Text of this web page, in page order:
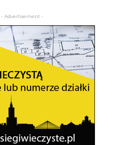
- Advertisement -